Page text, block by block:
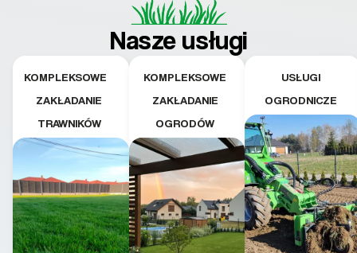
pielęgnacji trawnika
teraz i na późniejszym
etapie jest dużym
plusem. Teraz razem
z dzieckiem i małym
pięknym trawnikiem :)
A trawa robi efekt
WOW. Polecam firmę
Nasze usługi
KOMPLEKSOWE
ZAKŁADANIE
TRAWNIKÓW
KOMPLEKSOWE
ZAKŁADANIE
OGRODÓW
USŁUGI
OGRODNICZE